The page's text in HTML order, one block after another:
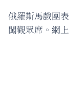
俄羅斯馬戲團
闖觀眾席。網